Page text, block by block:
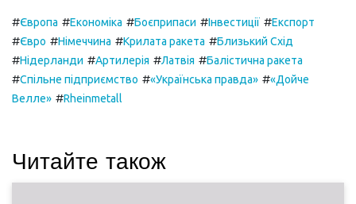
#Європа #Економіка #Боєприпаси #Інвестиції #Експорт
#Євро #Німеччина #Крилата ракета #Близький Схід
#Нідерланди #Артилерія #Латвія #Балістична ракета
#Спільне підприємство #«Українська правда» #«Дойче
Велле» #Rheinmetall
Читайте також